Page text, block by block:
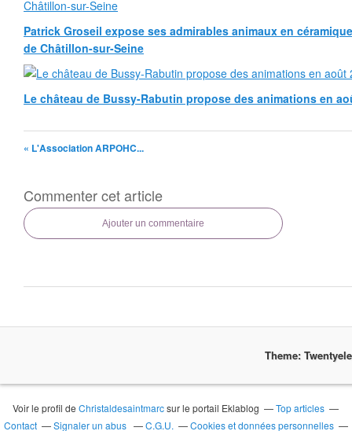
Patrick Groseil expose ses admirables animaux en
de Châtillon-sur-Seine
Le château de Bussy-Rabutin propose des animations en
« L'Association ARPOHC...
Commenter cet article
Ajouter un commentaire
Theme:
Voir le profil deChristaldesaintmarcsur le portail Eklablog
Top articles
Contact
Signaler un abus C.G.U.
Cookies et données personnelles